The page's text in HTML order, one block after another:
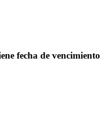
fecha de vencimiento